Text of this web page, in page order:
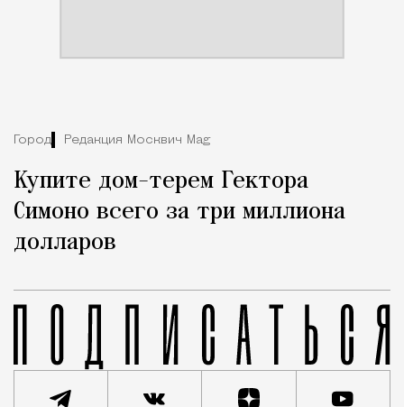
Город Редакция Москвич Mag
Купите дом-терем Гектора
Симоно всего за три миллиона
долларов